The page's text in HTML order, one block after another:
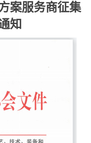
案服务商征集
知